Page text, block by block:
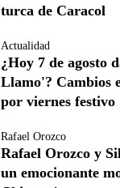
turca de Caracol
Actualidad
¿Hoy 7 de agosto
Llamo'? Cambios
por viernes festivo
Rafael Orozco
Rafael Orozco y
un emocionante